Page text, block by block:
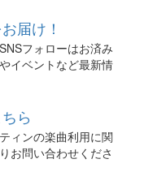
届け！
フォローはお済み
イベントなど最新情
ら
ィンの楽曲利用に関
お問い合わせくださ